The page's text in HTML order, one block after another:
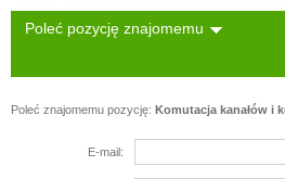
Poleć pozycję znajomemu
Poleć znajomemu pozycję: Komutacja kanałów i
E-mail: